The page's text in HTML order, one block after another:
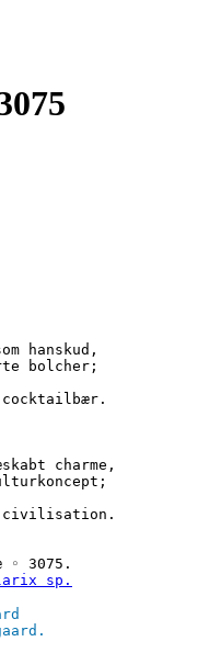
som hanskud,
bolcher;
cocktailbær.
træskabt charme,
kulturkoncept;
civilisation.
3075.
sp.